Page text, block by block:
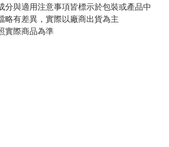
分與適用注意事項皆標示於包裝或產品中
略有差異，實際以廠商出貨為主
實際商品為準